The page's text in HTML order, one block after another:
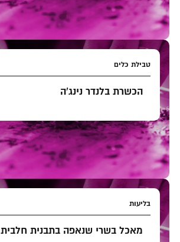
טבילת כלים
הכשרת בלנדר נינג'ה
בליעות
מאכל בשרי שנאפה בתבנית חלבית